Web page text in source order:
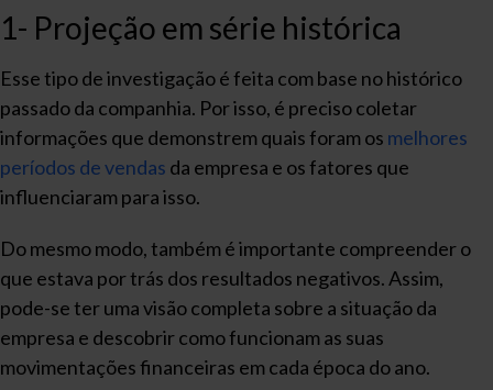
1- Projeção em série histórica
Esse tipo de investigação é feita com base no histórico
passado da companhia. Por isso, é preciso coletar
informações que demonstrem quais foram os melhores
períodos de vendas da empresa e os fatores que
influenciaram para isso.
Do mesmo modo, também é importante compreender o
que estava por trás dos resultados negativos. Assim,
pode-se ter uma visão completa sobre a situação da
empresa e descobrir como funcionam as suas
movimentações financeiras em cada época do ano.